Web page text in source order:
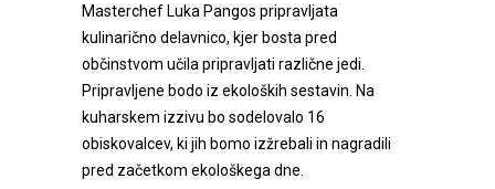
Masterchef Luka Pangos pripravljata
kulinarično delavnico, kjer bosta pred
občinstvom učila pripravljati različne jedi.
Pripravljene bodo iz ekoloških sestavin. Na
kuharskem izzivu bo sodelovalo 16
obiskovalcev, ki jih bomo izžrebali in nagradili
pred začetkom ekološkega dne.